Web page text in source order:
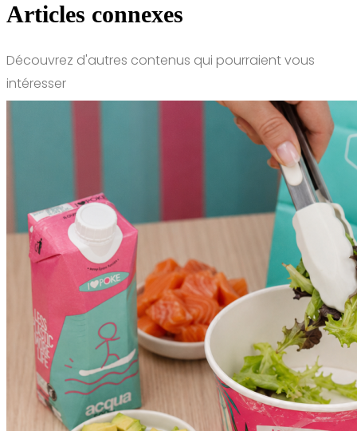
Articles connexes
Découvrez d'autres contenus qui pourraient vous
intéresser